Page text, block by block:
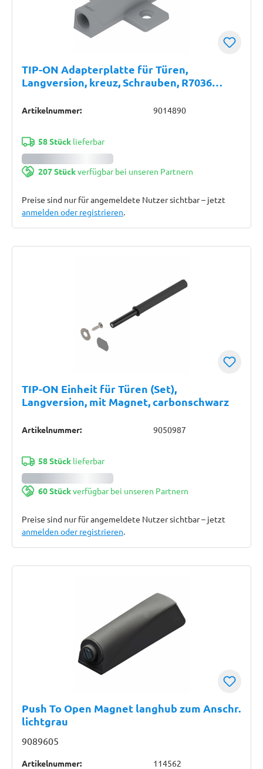
TIP-ON Adapterplatte für Türen,
Langversion, kreuz, Schrauben, R7036
Artikelnummer: 9014890
58 Stücklieferbar
207 Stückverfügbar bei unseren Partnern
Preise sind nur für angemeldete Nutzer sichtbar – jetzt
anmelden oder registrieren.
TIP-ON Einheit für Türen (Set),
Langversion, mit Magnet, carbonschwarz
Artikelnummer: 9050987
58 Stücklieferbar
60 Stückverfügbar bei unseren Partnern
Preise sind nur für angemeldete Nutzer sichtbar – jetzt
anmelden oder registrieren.
Push To Open Magnet langhub zum Anschr.
lichtgrau
9089605
Artikelnummer: 114562